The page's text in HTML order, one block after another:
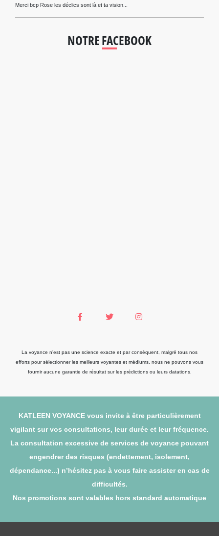
Merci bcp Rose les déclics sont là et ta vision...
NOTRE FACEBOOK
La voyance n'est pas une science exacte et par conséquent, malgré tous nos
efforts pour sélectionner les meilleurs voyantes et médiums, nous ne pouvons vous
fournir aucune garantie de résultat sur les prédictions ou leurs datations.
KATLEEN VOYANCE vous invite à être particulièrement
vigilant sur vos consultations, leur durée et leur fréquence.
La consultation excessive de services de voyance pouvant
engendrer des risques (endettement, isolement,
dépendance...) n’hésitez pas à vous faire assister en cas de
difficultés.
Nos promotions sont valables hors standard automatique